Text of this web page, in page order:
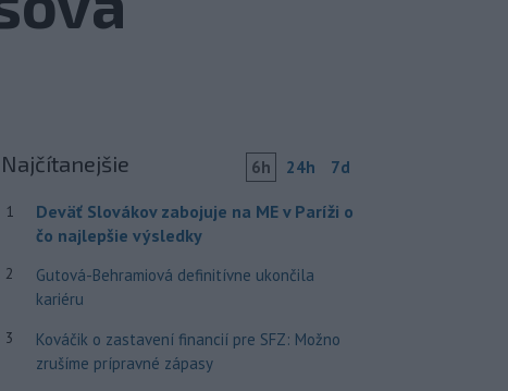
Najčítanejšie 6h 24h 7d
1
Deväť Slovákov zabojuje na ME v Paríži o
čo najlepšie výsledky
2
Gutová-Behramiová definitívne ukončila
kariéru
3
Kováčik o zastavení financií pre SFZ: Možno
zrušíme prípravné zápasy